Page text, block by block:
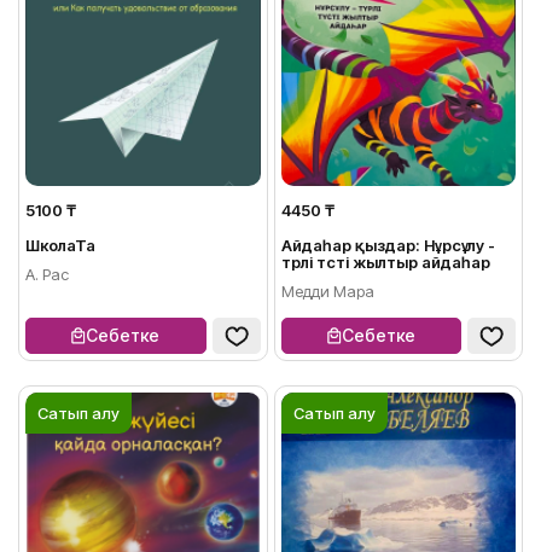
5100 ₸
ШколаТа
А. Рас
Себетке
4450 ₸
Айдаһар қыздар: Нұрсұлу -
түрлі түсті жылтыр айдаһар
Медди Мара
Себетке
Сатып алу Сатып алу